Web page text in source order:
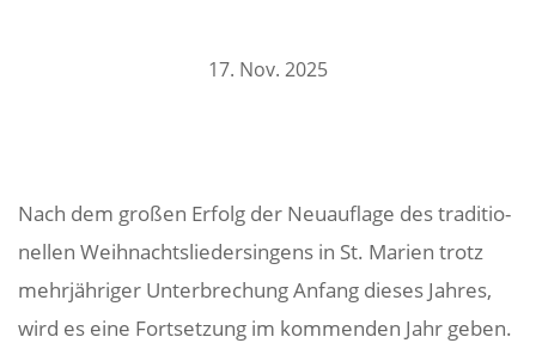
17. Nov. 2025
Nach dem großen Erfolg der Neuauf­lage des tradi­tio­
nellen Weih­nachts­lie­der­sin­gens in St. Marien trotz
mehr­jäh­riger Unter­bre­chung Anfang dieses Jahres,
wird es eine Fort­set­zung im kommenden Jahr geben.